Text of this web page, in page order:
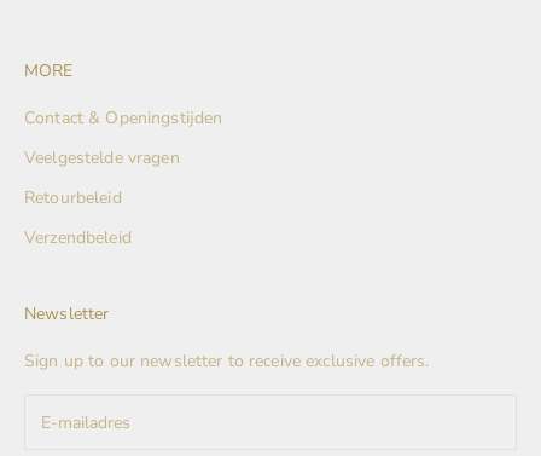
MORE
Contact & Openingstijden
Veelgestelde vragen
Retourbeleid
Verzendbeleid
Newsletter
Sign up to our newsletter to receive exclusive offers.